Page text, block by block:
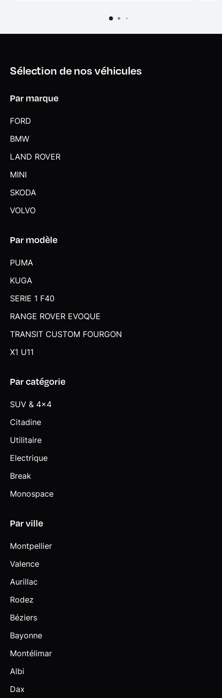
Surveillance de l'éclairage extérieur
Système de maintenance intelligent Condition Based
Système de navigation MINI
Tapis de sol en velours
Teinte d'habitacle Carbon Black
TeleServices
Toit couleur carrosserie
Touches multifonctions sur le volant
Trappe à carburant côté droit
Verrouillage automatique des portes dès 16 Km/h
Verrouillage centralisé des portes, du coffre et de la trappe
à carburant
Vitre AR chauffante avec essuie-glace
Volant en cuir 3 branches réglable en hauteur et en
profondeur avec insert Piano Black
Volant Sport gainé Cuir
Sélection de nos véhicules
Par marque
FORD
BMW
LAND ROVER
MINI
SKODA
VOLVO
Par modèle
PUMA
KUGA
SERIE 1 F40
RANGE ROVER EVOQUE
TRANSIT CUSTOM FOURGON
X1 U11
Par catégorie
SUV & 4x4
Citadine
Utilitaire
Electrique
Break
Monospace
Par ville
Montpellier
Valence
Aurillac
Rodez
Béziers
Bayonne
Montélimar
Albi
Dax